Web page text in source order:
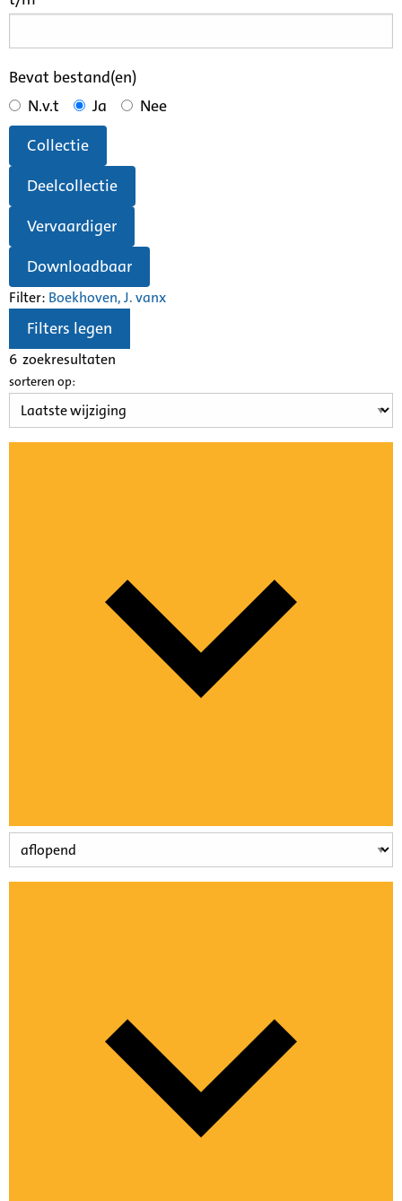
Bevat bestand(en)
N.v.t
Ja
Nee
Collectie
Deelcollectie
Vervaardiger
Downloadbaar
Filter: Boekhoven, J. vanx
Filters legen
6 zoekresultaten
sorteren op: